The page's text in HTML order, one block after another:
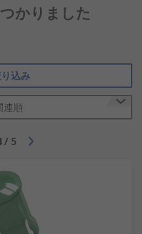
かりました
込み
連順
/ 5